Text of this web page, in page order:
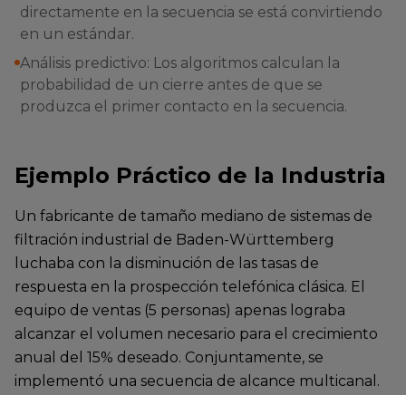
directamente en la secuencia se está convirtiendo
en un estándar.
Análisis predictivo: Los algoritmos calculan la
probabilidad de un cierre antes de que se
produzca el primer contacto en la secuencia.
Ejemplo Práctico de la Industria
Un fabricante de tamaño mediano de sistemas de
filtración industrial de Baden-Württemberg
luchaba con la disminución de las tasas de
respuesta en la prospección telefónica clásica. El
equipo de ventas (5 personas) apenas lograba
alcanzar el volumen necesario para el crecimiento
anual del 15% deseado. Conjuntamente, se
implementó una secuencia de alcance multicanal.